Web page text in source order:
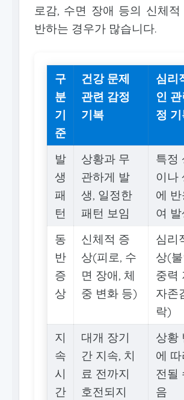
로감, 수면 장애 등의 신체
반하는 경우가 많습니다.
구
분
기
준
건강 문제
관련 감정
기복
심리
인
정
발
생
패
턴
상황과 무
관하게 발
생, 일정한
패턴 보임
특정
이나
에
여 발
동
반
증
상
신체적 증
상(피로, 수
면 장애, 체
중 변화 등)
심리
상(
중력
자존
락)
지
속
시
간
대개 장기
간 지속, 치
료 전까지
호전되지
상황
에
전될
음